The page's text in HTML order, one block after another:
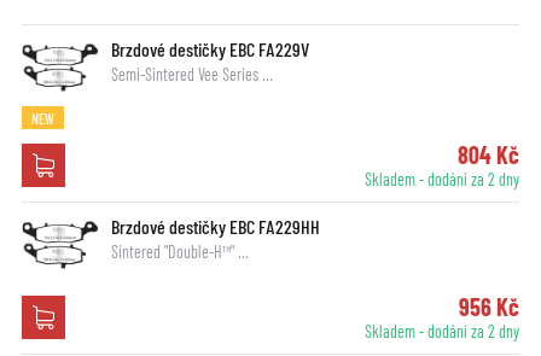
Brzdové destičky EBC FA229V
Semi-Sintered Vee Series …
NEW
804 Kč
Skladem - dodání za 2 dny
Brzdové destičky EBC FA229HH
Sintered "Double-H™" …
956 Kč
Skladem - dodání za 2 dny